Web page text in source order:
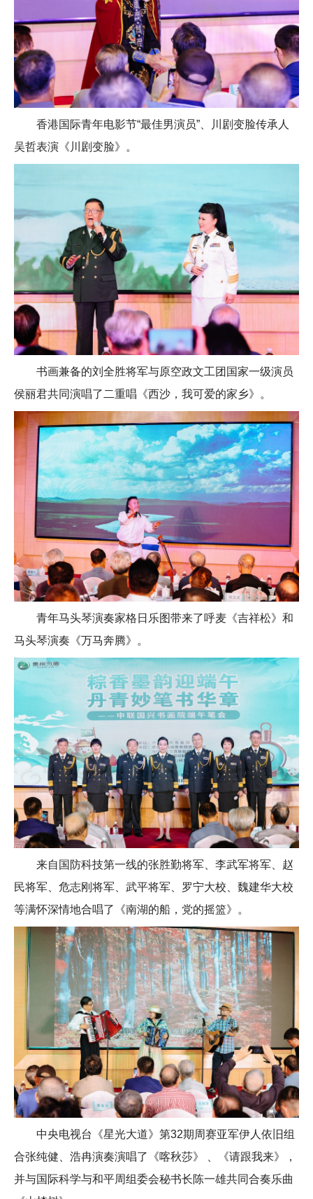
香港国际青年电影节“最佳男演员”、川剧变脸传承人
吴哲表演《川剧变脸》。
书画兼备的刘全胜将军与原空政文工团国家一级演员
侯丽君共同演唱了二重唱《西沙，我可爱的家乡》。
青年马头琴演奏家格日乐图带来了呼麦《吉祥松》和
马头琴演奏《万马奔腾》。
来自国防科技第一线的张胜勤将军、李武军将军、赵
民将军、危志刚将军、武平将军、罗宁大校、魏建华大校
等满怀深情地合唱了《南湖的船，党的摇篮》。
中央电视台《星光大道》第32期周赛亚军伊人依旧组
合张纯健、浩冉演奏演唱了《喀秋莎》 、《请跟我来》，
并与国际科学与和平周组委会秘书长陈一雄共同合奏乐曲